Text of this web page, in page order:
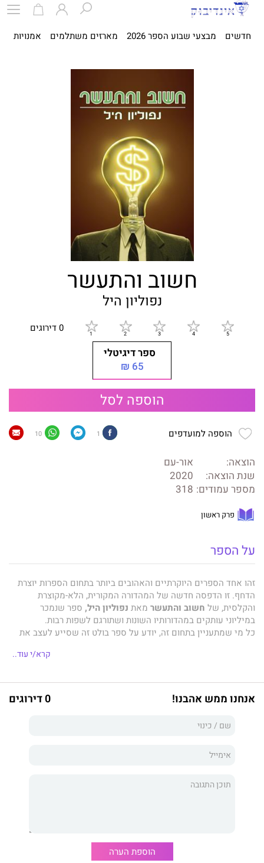
חדשים מבצעי שבוע הספר 2026 מארזים משתלמים אמנויות
חשוב והתעשר
נפוליון היל
0 דירוגים
ספר דיגיטלי
65 ₪
הוספה לסל
הוספה למועדפים 1
10
הוצאה:
אור-עם
שנת הוצאה:
2020
מספר עמודים: 318
פרק ראשון
על הספר
זהו אחד הספרים היוקרתיים והאהובים ביותר בתחום הספרות יוצרת
הדחף. זו הדפסה חדשה של המהדורה המקורית, הלא-מקוצרת
והקלסית, של חשוב והתעשר מאת נפוליון היל, ספר שנמכר
במיליוני עותקים במהדורותיו השונות ושתורגם לשפות רבות.
כל מי שמתעניין בתחום זה, יודע על ספר בולט זה שסייע לעצב את
הטכניקות המעשיות שלו להשגת יעדיכם הכספיים, למיצוי
האושר האישי הרב ביותר. הספר מלמד אתכם כיצד לרתום לפעולה
לשליטה עצמית. אתם למדים שאין גבולות למה שאתם יכולים
להשיג, פרט לאלה שאתם מטילים על עצמכם.
ולא ביצענו מעשים מופלאים אחרים בתחומים רבים בהם השקענו
מאמצים? כל אחד מהמבצעים האלה החל כרעיון שהפך אחר כך
למציאות. חשוב והתעשר מראה לך איך להפוך גם את חלומותיך שלך
קרא/י עוד..
אנחנו ממש אהבנו! 0 דירוגים
הוספת הערה